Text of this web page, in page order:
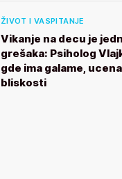
ŽIVOT I VASPITANJE
Vikanje na decu je
grešaka: Psiholog
gde ima galame,
bliskosti